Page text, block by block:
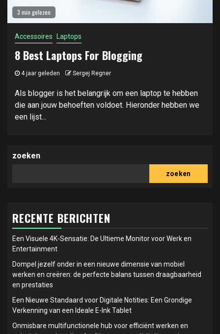
3 min gelezen
Accessoires Laptops
8 Best Laptops For Blogging
4 jaar geleden Sergej Regner
Als blogger is het belangrijk om een laptop te hebben
die aan jouw behoeften voldoet. Hieronder hebben we
een lijst...
zoeken
zoeken
RECENTE BERICHTEN
Een Visuele 4K-Sensatie: De Ultieme Monitor voor Werk en
Entertainment
Dompel jezelf onder in een nieuwe dimensie van mobiel
werken en creëren: de perfecte balans tussen draagbaarheid
en prestaties
Een Nieuwe Standaard voor Digitale Notities: Een Grondige
Verkenning van een Ideale E-Ink Tablet
Onmisbare multifunctionele hub voor efficiënt werken en